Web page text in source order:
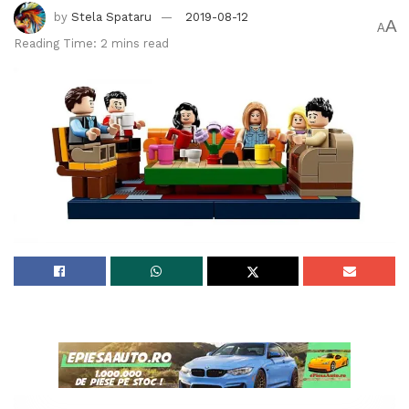
by Stela Spataru
2019-08-12
Reading Time: 2 mins read
AA